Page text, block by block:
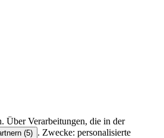
Über Verarbeitungen, die in der
(5) . Zwecke: personalisierte